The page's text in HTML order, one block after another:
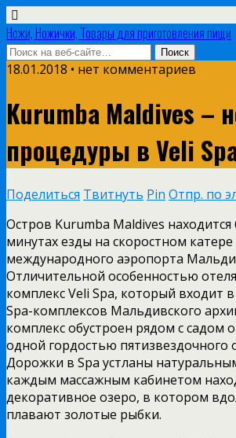
Ножи, Ножички, Товары для приготовления пищи
18.01.2018 • нет комментариев
Kurumba Maldives –
процедуры в Veli
Поделиться Твитнуть Pin Отпр. по
Остров Kurumba Maldives находится
минутах езды на скоростном катере
международного аэропорта
Отличительной особенностью отеля
комплекс Veli Spa, который входит
Spa-комплексов Мальдивского
комплекс обустроен рядом с садом
одной гордостью пятизвездочного
Дорожки в Spa устланы
каждым массажным кабинетом
декоративное озеро, в котором
плавают золотые рыбки.